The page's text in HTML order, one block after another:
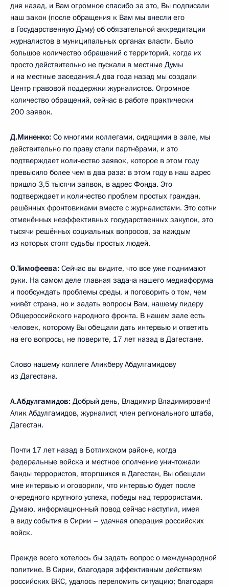
дня назад, и Вам огромное спасибо за это, Вы подписали
наш закон (после обращения к Вам мы внесли его
в Государственную Думу) об обязательной аккредитации
журналистов в муниципальных органах власти. Было
большое количество обращений с территорий, когда их
просто действительно не пускали в местные Думы
и на местные заседания.А два года назад мы создали
Центр правовой поддержки журналистов. Огромное
количество обращений, сейчас в работе практически
200 заявок.
Д.Миненко: Со многими коллегами, сидящими в зале, мы
действительно по праву стали партнёрами, и это
подтверждает количество заявок, которое в этом году
превысило более чем в два раза: в этом году в наш адрес
пришло 3,5 тысячи заявок, в адрес Фонда. Это
подтверждает и количество проблем простых граждан,
решённых фронтовиками вместе с журналистами. Это сотни
отменённых неэффективных государственных закупок, это
тысячи решённых социальных вопросов, за каждым
из которых стоят судьбы простых людей.
О.Тимофеева: Сейчас вы видите, что все уже поднимают
руки. На самом деле главная задача нашего медиафорума
и пообсуждать проблемы среды, и поговорить о том, чем
живёт страна, но и задать вопросы Вам, нашему лидеру
Общероссийского народного фронта. В нашем зале есть
человек, которому Вы обещали дать интервью и ответить
на его вопросы, не поверите, 17 лет назад в Дагестане.
Слово нашему коллеге Аликберу Абдулгамидову
из Дагестана.
А.Абдулгамидов: Добрый день, Владимир Владимирович!
Алик Абдулгамидов, журналист, член регионального штаба,
Дагестан.
Почти 17 лет назад в Ботлихском районе, когда
федеральные войска и местное ополчение уничтожали
банды террористов, вторгшихся в Дагестан, Вы обещали
мне интервью и оговорили, что интервью будет после
очередного крупного успеха, победы над террористами.
Думаю, информационный повод сейчас наступил, имея
в виду события в Сирии – удачная операция российских
войск.
Прежде всего хотелось бы задать вопрос о международной
политике. В Сирии, благодаря эффективным действиям
российских ВКС, удалось переломить ситуацию; благодаря